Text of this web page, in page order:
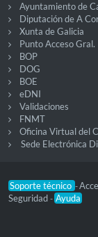
Ayuntamiento de
Diputación de A
Xunta de Galicia
Punto Acceso Gral.
BOP
DOG
BOE
eDNI
Validaciones
FNMT
Oficina Virtual del
Sede Electrónica
Soporte técnico -
Seguridad - Ayuda